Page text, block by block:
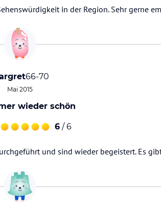
in der Region. Sehr gerne
66-70
Mai 2015
wieder schön
6 / 6
und sind wieder begeistert. Es